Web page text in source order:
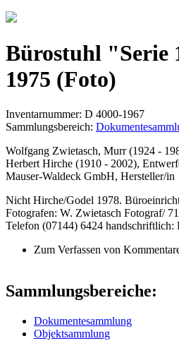
Jump to navigation
Bürostuhl "Serie
1975 (Foto)
Inventarnummer: D 4000-1967
Sammlungsbereich:
Wolfgang Zwietasch, Murr (1924 -
Herbert Hirche (1910 - 2002),
Mauser-Waldeck GmbH, Hersteller/in
Nicht Hirche/Godel 1978.
Fotografen: W. Zwietasch Fotograf/
Telefon (07144) 6424 handschriftlich:
Zum Verfassen von
Sammlungsbereiche:
Dokumentesammlung
Objektsammlung